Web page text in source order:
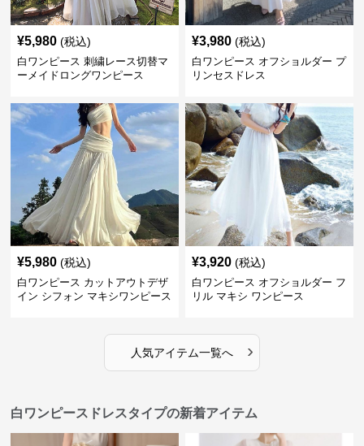
¥5,980 (税込)
白ワンピース 刺繍レース切替マ
ーメイドロングワンピース
¥3,980 (税込)
白ワンピース オフショルダー プ
リンセスドレス
¥5,980 (税込)
白ワンピース カットアウトデザ
イン シフォン マキシワンピース
¥3,920 (税込)
白ワンピース オフショルダー フ
リル マキシ ワンピース
人気アイテム一覧へ ›
白ワンピースドレスタイプの新着アイテム